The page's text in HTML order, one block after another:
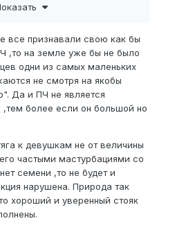
с роста в длину или в
мне просто необходимо
все признавали свою как бы
,то на земле уже бы не было
одни из самых маленьких
не смотря на якобы
Да и ПЧ не является
более если он большой но
к девушкам не от величины
частыми мастурбациями со
семени ,то не будет и
нарушена. Природа так
хороший и уверенный стояк